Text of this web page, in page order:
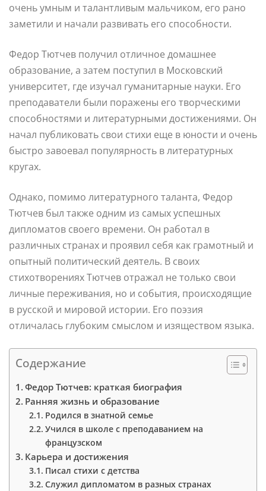
очень умным и талантливым мальчиком, его рано
заметили и начали развивать его способности.
Федор Тютчев получил отличное домашнее
образование, а затем поступил в Московский
университет, где изучал гуманитарные науки. Его
преподаватели были поражены его творческими
способностями и литературными достижениями. Он
начал публиковать свои стихи еще в юности и очень
быстро завоевал популярность в литературных
кругах.
Однако, помимо литературного таланта, Федор
Тютчев был также одним из самых успешных
дипломатов своего времени. Он работал в
различных странах и проявил себя как грамотный и
опытный политический деятель. В своих
стихотворениях Тютчев отражал не только свои
личные переживания, но и события, происходящие
в русской и мировой истории. Его поэзия
отличалась глубоким смыслом и изяществом языка.
Содержание
Федор Тютчев: краткая биография
Ранняя жизнь и образование
Родился в знатной семье
Учился в школе с преподаванием на
французском
Карьера и достижения
Писал стихи с детства
Служил дипломатом в разных странах